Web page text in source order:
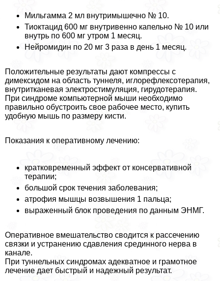
Мильгамма 2 мл внутримышечно № 10.
Тиоктацид 600 мг внутривенно капельно № 10 или
внутрь по 600 мг утром 1 месяц.
Нейромидин по 20 мг 3 раза в день 1 месяц.
Положительные результаты дают компрессы с
димексидом на область туннеля, иглорефлексотерапия,
внутритканевая электростимуляция, гирудотерапия.
При синдроме компьютерной мыши необходимо
правильно обустроить свое рабочее место, купить
удобную мышь по размеру кисти.
Показания к оперативному лечению:
кратковременный эффект от консервативной
терапии;
большой срок течения заболевания;
атрофия мышцы возвышения 1 пальца;
выраженный блок проведения по данным ЭНМГ.
Оперативное вмешательство сводится к рассечению
связки и устранению сдавления срединного нерва в
канале.
При туннельных синдромах адекватное и грамотное
лечение дает быстрый и надежный результат.